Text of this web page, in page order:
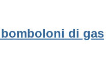
di gas